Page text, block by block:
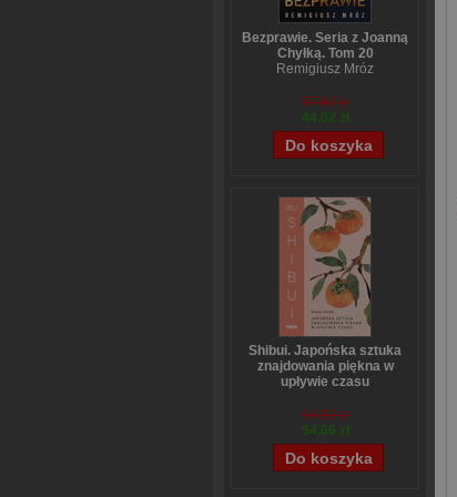
Bezprawie. Seria z Joanną
Chyłką. Tom 20
Remigiusz Mróz
57,60 zł
44,02 zł
Shibui. Japońska sztuka
znajdowania piękna w
upływie czasu
64,13 zł
54,66 zł